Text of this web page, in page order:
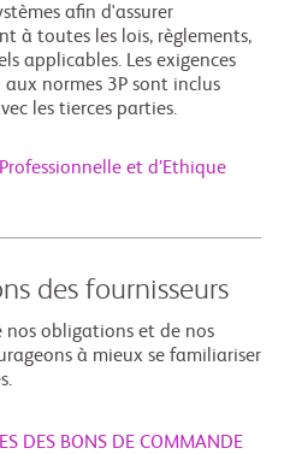
afin d'assurer
à toutes les lois, règlements,
applicables. Les exigences
normes 3P sont inclus
les tierces parties.
et d’Ethique
des fournisseurs
nos obligations et de nos
à mieux se familiariser
DES BONS DE COMMANDE